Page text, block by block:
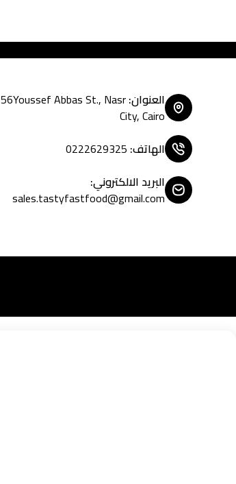
العنوان:
56Youssef Abbas St., Nasr
City, Cairo
الهاتف:
0222629325
البريد الالكتروني:
sales.tastyfastfood@gmail.com